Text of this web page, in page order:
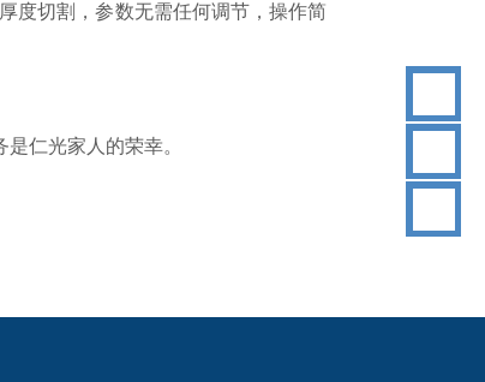
度切割，参数无需任何调节，操作简
仁光家人的荣幸。